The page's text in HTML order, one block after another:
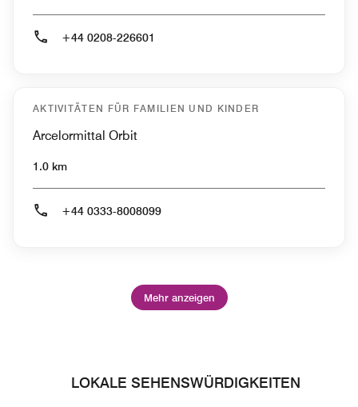
+44 0208-226601
AKTIVITÄTEN FÜR FAMILIEN UND KINDER
Arcelormittal Orbit
1.0 km
+44 0333-8008099
Mehr anzeigen
LOKALE SEHENSWÜRDIGKEITEN